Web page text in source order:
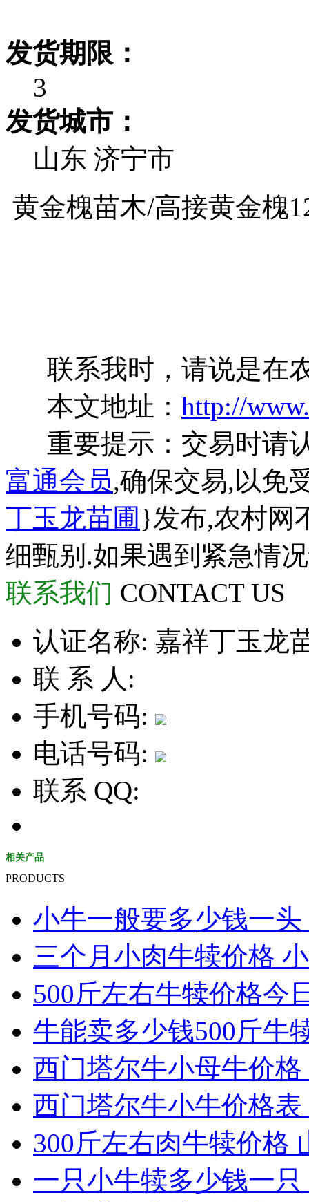
发货期限：
3
发货城市：
山东 济宁市
黄金槐苗木/高接黄金槐
联系我时，请说是在
本文地址： http://
重要提示：交易时请
富通会员,确保交易,以免
丁玉龙苗圃 }发布,农村网
细甄别.如果遇到紧急情
联系我们 CONTACT US
认证名称: 嘉祥丁玉龙
联 系 人:
手机号码:
电话号码:
联系 QQ:
相关产品
PRODUCTS
小牛一般要多少钱一
三个月小肉牛犊价格
500斤左右牛犊价格今
牛能卖多少钱500斤牛
西门塔尔牛小母牛价
西门塔尔牛小牛价格
300斤左右肉牛犊价格
一只小牛犊多少钱一